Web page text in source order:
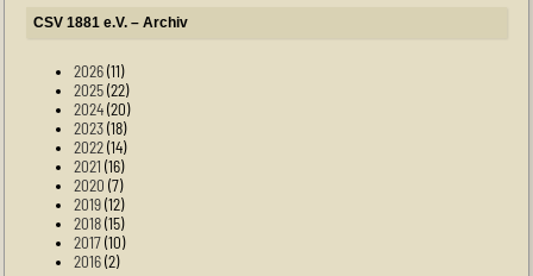
CSV 1881 e.V. – Archiv
2026(11)
2025(22)
2024(20)
2023(18)
2022(14)
2021 (16)
2020 (7)
2019(12)
2018(15)
2017(10)
2016(2)